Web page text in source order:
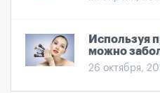
Используя
можно
26 октября,